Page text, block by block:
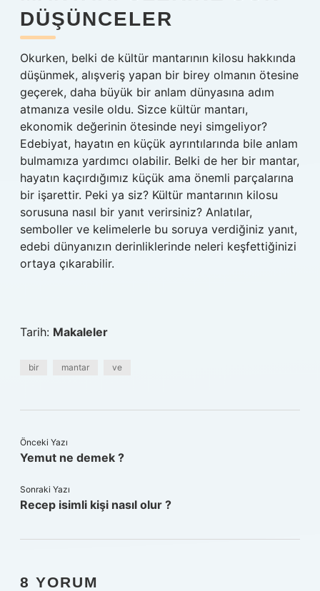
DÜŞÜNCELER
Okurken, belki de kültür mantarının kilosu hakkında
düşünmek, alışveriş yapan bir birey olmanın ötesine
geçerek, daha büyük bir anlam dünyasına adım
atmanıza vesile oldu. Sizce kültür mantarı,
ekonomik değerinin ötesinde neyi simgeliyor?
Edebiyat, hayatın en küçük ayrıntılarında bile anlam
bulmamıza yardımcı olabilir. Belki de her bir mantar,
hayatın kaçırdığımız küçük ama önemli parçalarına
bir işarettir. Peki ya siz? Kültür mantarının kilosu
sorusuna nasıl bir yanıt verirsiniz? Anlatılar,
semboller ve kelimelerle bu soruya verdiğiniz yanıt,
edebi dünyanızın derinliklerinde neleri keşfettiğinizi
ortaya çıkarabilir.
Tarih: Makaleler
bir mantar ve
Önceki Yazı
Yemut ne demek ?
Sonraki Yazı
Recep isimli kişi nasıl olur ?
8 YORUM